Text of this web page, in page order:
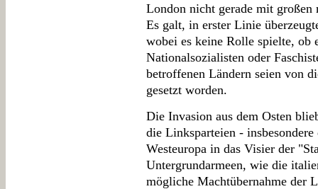
London nicht gerade mit großen
Es galt, in erster Linie
wobei es keine Rolle spielte, ob
Nationalsozialisten oder
betroffenen Ländern seien von
gesetzt worden.
Die Invasion aus dem Osten
die Linksparteien -
Westeuropa in das Visier der
Untergrundarmeen, wie die
mögliche Machtübernahme der